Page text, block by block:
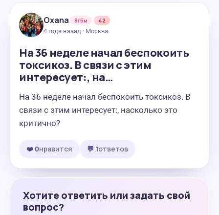
Oxana 9г5м
42
4 года назад · Москва
На 36 неделе начал беспокоить
токсикоз. В связи с этим
интересует:, на…
На 36 неделе начал беспокоить токсикоз. В
связи с этим интересует:, насколько это
критично?
❤️ 0нравится 💬 1ответов
Хотите ответить или задать свой
вопрос?